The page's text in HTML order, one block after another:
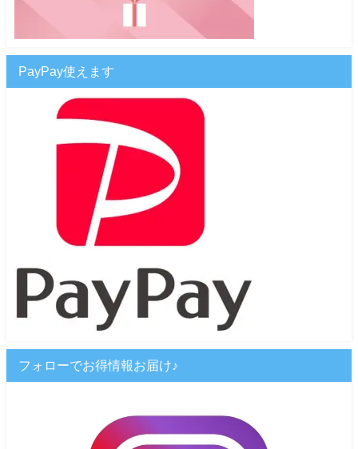
PayPay使えます
フォローでお得情報お届け♪